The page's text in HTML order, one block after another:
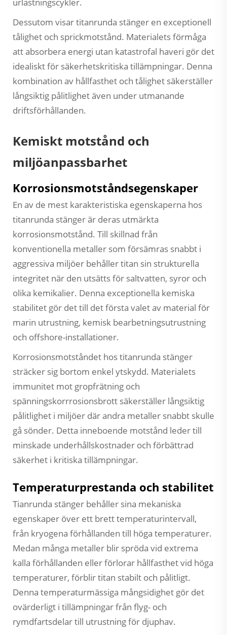
urlastningscykler.
Dessutom visar titanrunda stänger en exceptionell
tålighet och sprickmotstånd. Materialets förmåga
att absorbera energi utan katastrofal haveri gör det
idealiskt för säkerhetskritiska tillämpningar. Denna
kombination av hållfasthet och tålighet säkerställer
långsiktig pålitlighet även under utmanande
driftsförhållanden.
Kemiskt motstånd och
miljöanpassbarhet
Korrosionsmotståndsegenskaper
En av de mest karakteristiska egenskaperna hos
titanrunda stänger är deras utmärkta
korrosionsmotstånd. Till skillnad från
konventionella metaller som försämras snabbt i
aggressiva miljöer behåller titan sin strukturella
integritet när den utsätts för saltvatten, syror och
olika kemikalier. Denna exceptionella kemiska
stabilitet gör det till det första valet av material för
marin utrustning, kemisk bearbetningsutrustning
och offshore-installationer.
Korrosionsmotståndet hos titanrunda stänger
sträcker sig bortom enkel ytskydd. Materialets
immunitet mot gropfrätning och
spänningskorrrosionsbrott säkerställer långsiktig
pålitlighet i miljöer där andra metaller snabbt skulle
gå sönder. Detta inneboende motstånd leder till
minskade underhållskostnader och förbättrad
säkerhet i kritiska tillämpningar.
Temperaturprestanda och stabilitet
Tianrunda stänger behåller sina mekaniska
egenskaper över ett brett temperaturintervall,
från kryogena förhållanden till höga temperaturer.
Medan många metaller blir spröda vid extrema
kalla förhållanden eller förlorar hållfasthet vid höga
temperaturer, förblir titan stabilt och pålitligt.
Denna temperaturmässiga mångsidighet gör det
ovärderligt i tillämpningar från flyg- och
rymdfartsdelar till utrustning för djuphav.